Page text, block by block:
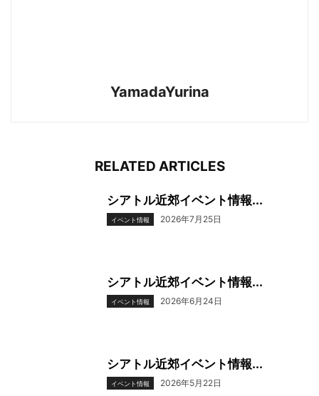
YamadaYurina
RELATED ARTICLES
シアトル近郊イベント情報...
イベント情報 2026年7月25日
シアトル近郊イベント情報...
イベント情報 2026年6月24日
シアトル近郊イベント情報...
イベント情報 2026年5月22日